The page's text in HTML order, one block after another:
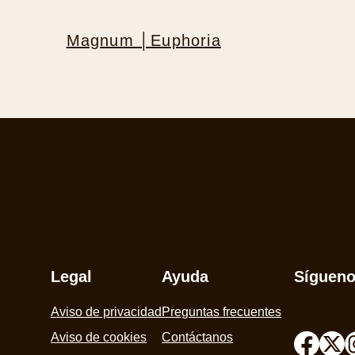
Magnum │Euphoria
Legal
Aviso de privacidad
Aviso de cookies
Ayuda
Preguntas frecuentes
Contáctanos